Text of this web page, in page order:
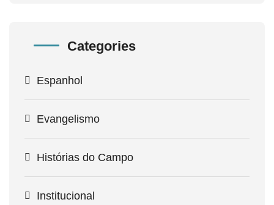
Categories
Espanhol
Evangelismo
Histórias do Campo
Institucional